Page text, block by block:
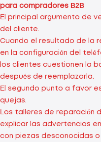
para compradores B2B
El principal argumento de
del cliente.
Cuando el resultado de la
en la configuración del
los clientes cuestionen la
después de reemplazarla.
El segundo punto a favor
quejas.
Los talleres de reparación
explicar las advertencias
con piezas desconocidas